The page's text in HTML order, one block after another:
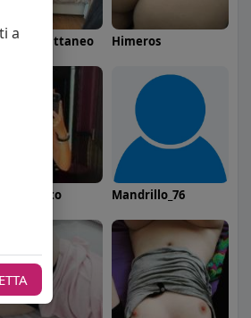
Cattaneo Himeros
Esposito Mandrillo_76
a